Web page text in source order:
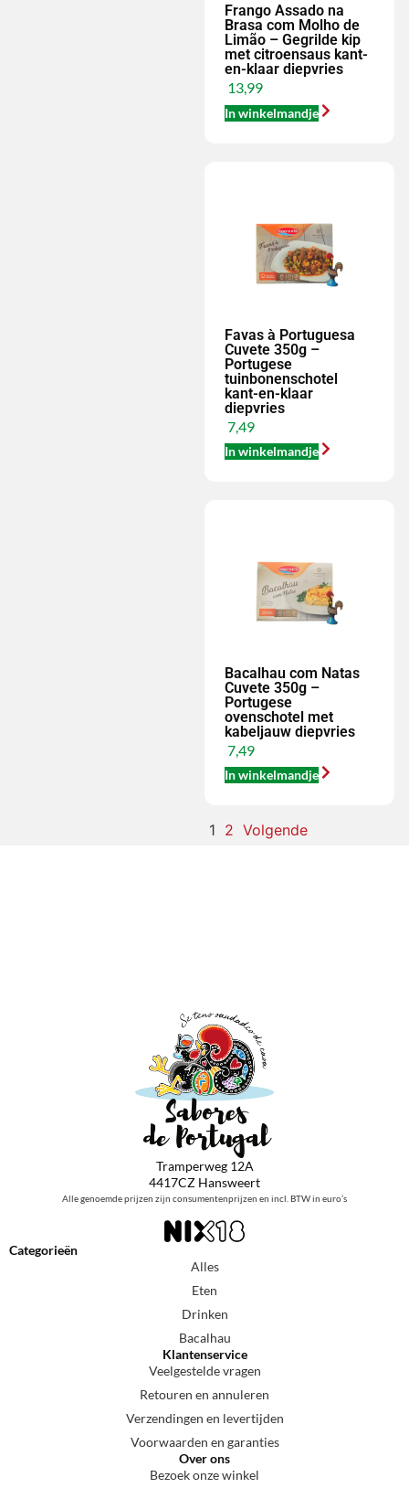
Frango Assado na
Brasa com Molho de
Limão – Gegrilde kip
met citroensaus kant-
en-klaar diepvries
13,99
In winkelmandje
Favas à Portuguesa
Cuvete 350g –
Portugese
tuinbonenschotel
kant-en-klaar
diepvries
7,49
In winkelmandje
Bacalhau com Natas
Cuvete 350g –
Portugese
ovenschotel met
kabeljauw diepvries
7,49
In winkelmandje
1 2 Volgende
Tramperweg 12A
4417CZ Hansweert
Alle genoemde prijzen zijn consumentenprijzen en incl. BTW in euro’s
Categorieën
Alles
Eten
Drinken
Bacalhau
Klantenservice
Veelgestelde vragen
Retouren en annuleren
Verzendingen en levertijden
Voorwaarden en garanties
Over ons
Bezoek onze winkel